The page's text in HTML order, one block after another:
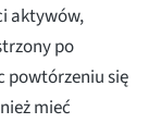
aktywów,
po
powtórzeniu się
mieć